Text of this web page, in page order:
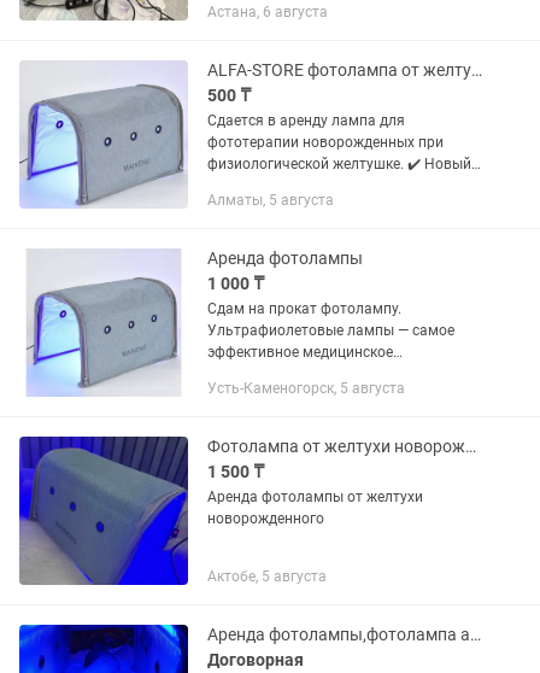
Чистая и исправная лампа • Подходит
Астана, 6 августа
ALFA-STORE фотолампа от желтушки для новорожденных
500 ₸
Сдается в аренду лампа для
фототерапии новорожденных при
физиологической желтушке. ✔️ Новый
для глаз малыша ✔️ Простая и удобная
Алматы, 5 августа
Аренда фотолампы
1 000 ₸
Сдам на прокат фотолампу.
Ультрафиолетовые лампы — самое
эффективное медицинское
новорожденных. Когда младенцы
не требуется...
Усть-Каменогорск, 5 августа
Фотолампа от желтухи новорожденного
1 500 ₸
Аренда фотолампы от желтухи
новорожденного
Актобе, 5 августа
Аренда фотолампы,фотолампа аренда,лампа от желтушки, фотолампа кувез
Договорная